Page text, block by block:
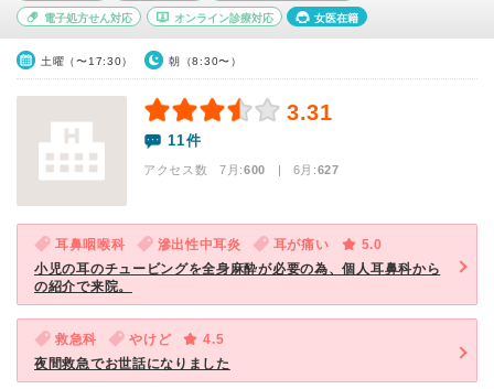
電子処方せん対応 オンライン診療対応 女医在籍
土曜（〜17:30） 朝（8:30〜）
3.31
11件
アクセス数 7月:600 | 6月:627
耳鼻咽喉科 滲出性中耳炎 耳が痛い
5.0
小児の耳のチュービングを全身麻酔が必要の為、個人耳鼻科から
の紹介で来院。
救急科 やけど
4.5
夜間救急でお世話になりました